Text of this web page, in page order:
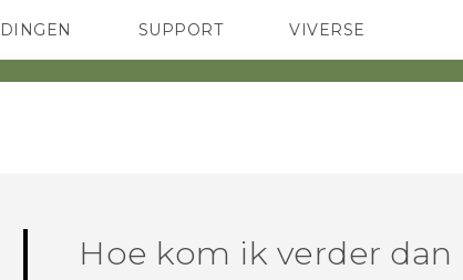
TELEFOONS ACCESSOIRES
Club SUPPORT
HTC-apparaten & -accessoiresVIVERSE
Hoe kom ik verder dan